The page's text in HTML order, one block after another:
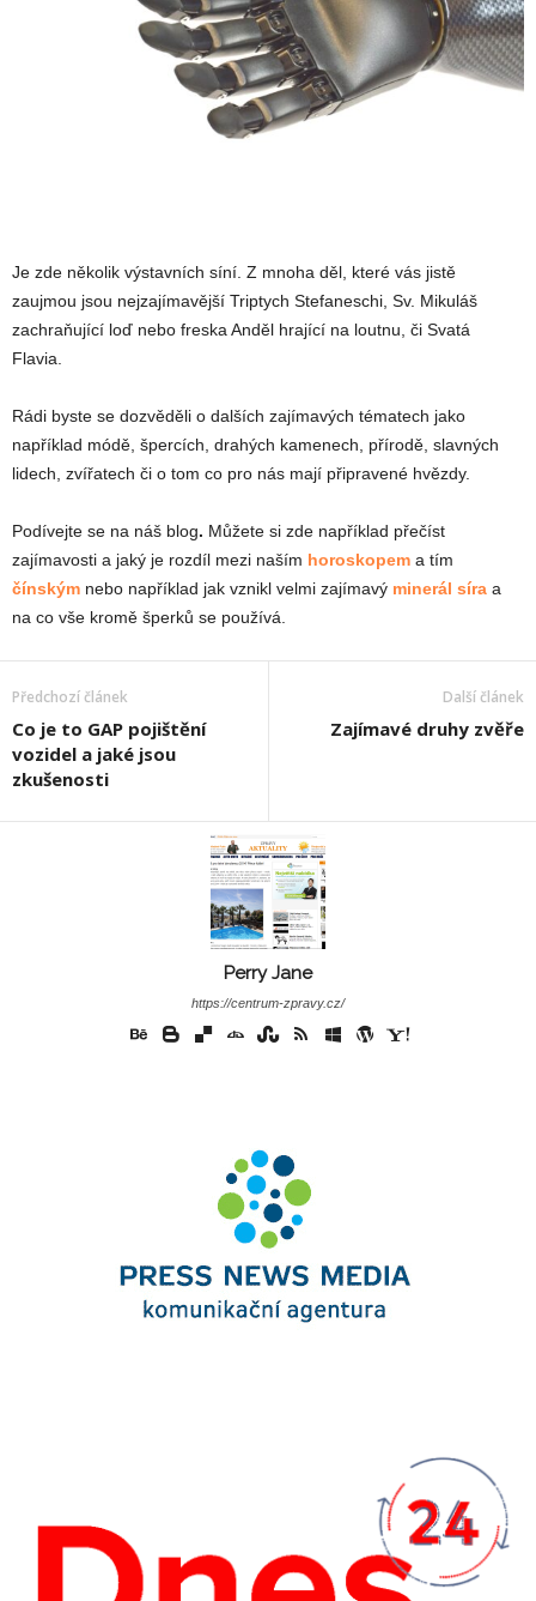
Je zde několik výstavních síní. Z mnoha děl, které vás jistě
zaujmou jsou nejzajímavější Triptych Stefaneschi, Sv. Mikuláš
zachraňující loď nebo freska Anděl hrající na loutnu, či Svatá
Flavia.
Rádi byste se dozvěděli o dalších zajímavých tématech jako
například módě, špercích, drahých kamenech, přírodě, slavných
lidech, zvířatech či o tom co pro nás mají připravené hvězdy.
Podívejte se na náš blog. Můžete si zde například přečíst
zajímavosti a jaký je rozdíl mezi naším horoskopem a tím
čínským nebo například jak vznikl velmi zajímavý minerál síra a
na co vše kromě šperků se používá.
Předchozí článek
Co je to GAP pojištění
vozidel a jaké jsou
zkušenosti
Další článek
Zajímavé druhy zvěře
Perry Jane
https://centrum-zpravy.cz/